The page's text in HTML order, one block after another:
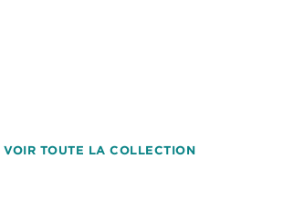
VOIR TOUTE LA COLLECTION